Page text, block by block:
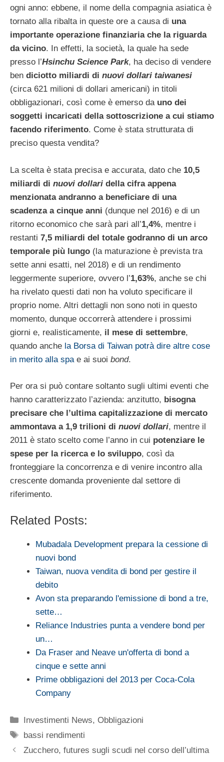
ogni anno: ebbene, il nome della compagnia asiatica è
tornato alla ribalta in queste ore a causa di una
importante operazione finanziaria che la riguarda
da vicino. In effetti, la società, la quale ha sede
presso l’Hsinchu Science Park, ha deciso di vendere
ben diciotto miliardi di nuovi dollari taiwanesi
(circa 621 milioni di dollari americani) in titoli
obbligazionari, così come è emerso da uno dei
soggetti incaricati della sottoscrizione a cui stiamo
facendo riferimento. Come è stata strutturata di
preciso questa vendita?
La scelta è stata precisa e accurata, dato che 10,5
miliardi di nuovi dollari della cifra appena
menzionata andranno a beneficiare di una
scadenza a cinque anni (dunque nel 2016) e di un
ritorno economico che sarà pari all’1,4%, mentre i
restanti 7,5 miliardi del totale godranno di un arco
temporale più lungo (la maturazione è prevista tra
sette anni esatti, nel 2018) e di un rendimento
leggermente superiore, ovvero l’1,63%, anche se chi
ha rivelato questi dati non ha voluto specificare il
proprio nome. Altri dettagli non sono noti in questo
momento, dunque occorrerà attendere i prossimi
giorni e, realisticamente, il mese di settembre,
quando anche la Borsa di Taiwan potrà dire altre cose
in merito alla spae ai suoi bond.
Per ora si può contare soltanto sugli ultimi eventi che
hanno caratterizzato l’azienda: anzitutto, bisogna
precisare che l’ultima capitalizzazione di mercato
ammontava a 1,9 trilioni di nuovi dollari, mentre il
2011 è stato scelto come l’anno in cui potenziare le
spese per la ricerca e lo sviluppo, così da
fronteggiare la concorrenza e di venire incontro alla
crescente domanda proveniente dal settore di
riferimento.
Related Posts:
Mubadala Development prepara la cessione di
nuovi bond
Taiwan, nuova vendita di bond per gestire il
debito
Avon sta preparando l'emissione di bond a tre,
sette…
Reliance Industries punta a vendere bond per
un…
Da Fraser and Neave un'offerta di bond a
cinque e sette anni
Prime obbligazioni del 2013 per Coca-Cola
Company
Categorie
Investimenti News,Obbligazioni
Tag
bassi rendimenti
Zucchero, futures sugli scudi nel corso dell’ultima